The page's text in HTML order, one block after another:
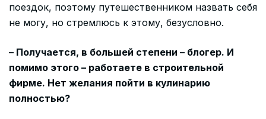
поездок, поэтому путешественником назвать себя
не могу, но стремлюсь к этому, безусловно.
– Получается, в большей степени – блогер. И
помимо этого – работаете в строительной
фирме. Нет желания пойти в кулинарию
полностью?